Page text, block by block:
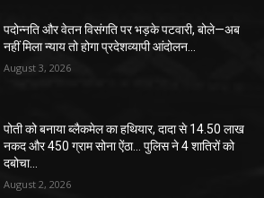
पदोन्नति और वेतन विसंगति पर भड़के पटवारी, बोले—अब
नहीं मिला न्याय तो होगा प्रदेशव्यापी आंदोलन…
August 3, 2026
पोती को बनाया ब्लैकमेल का हथियार, दादा से 14.50 लाख
नकद और 450 ग्राम सोना ऐंठा… पुलिस ने 4 शातिरों को
दबोचा…
August 2, 2026